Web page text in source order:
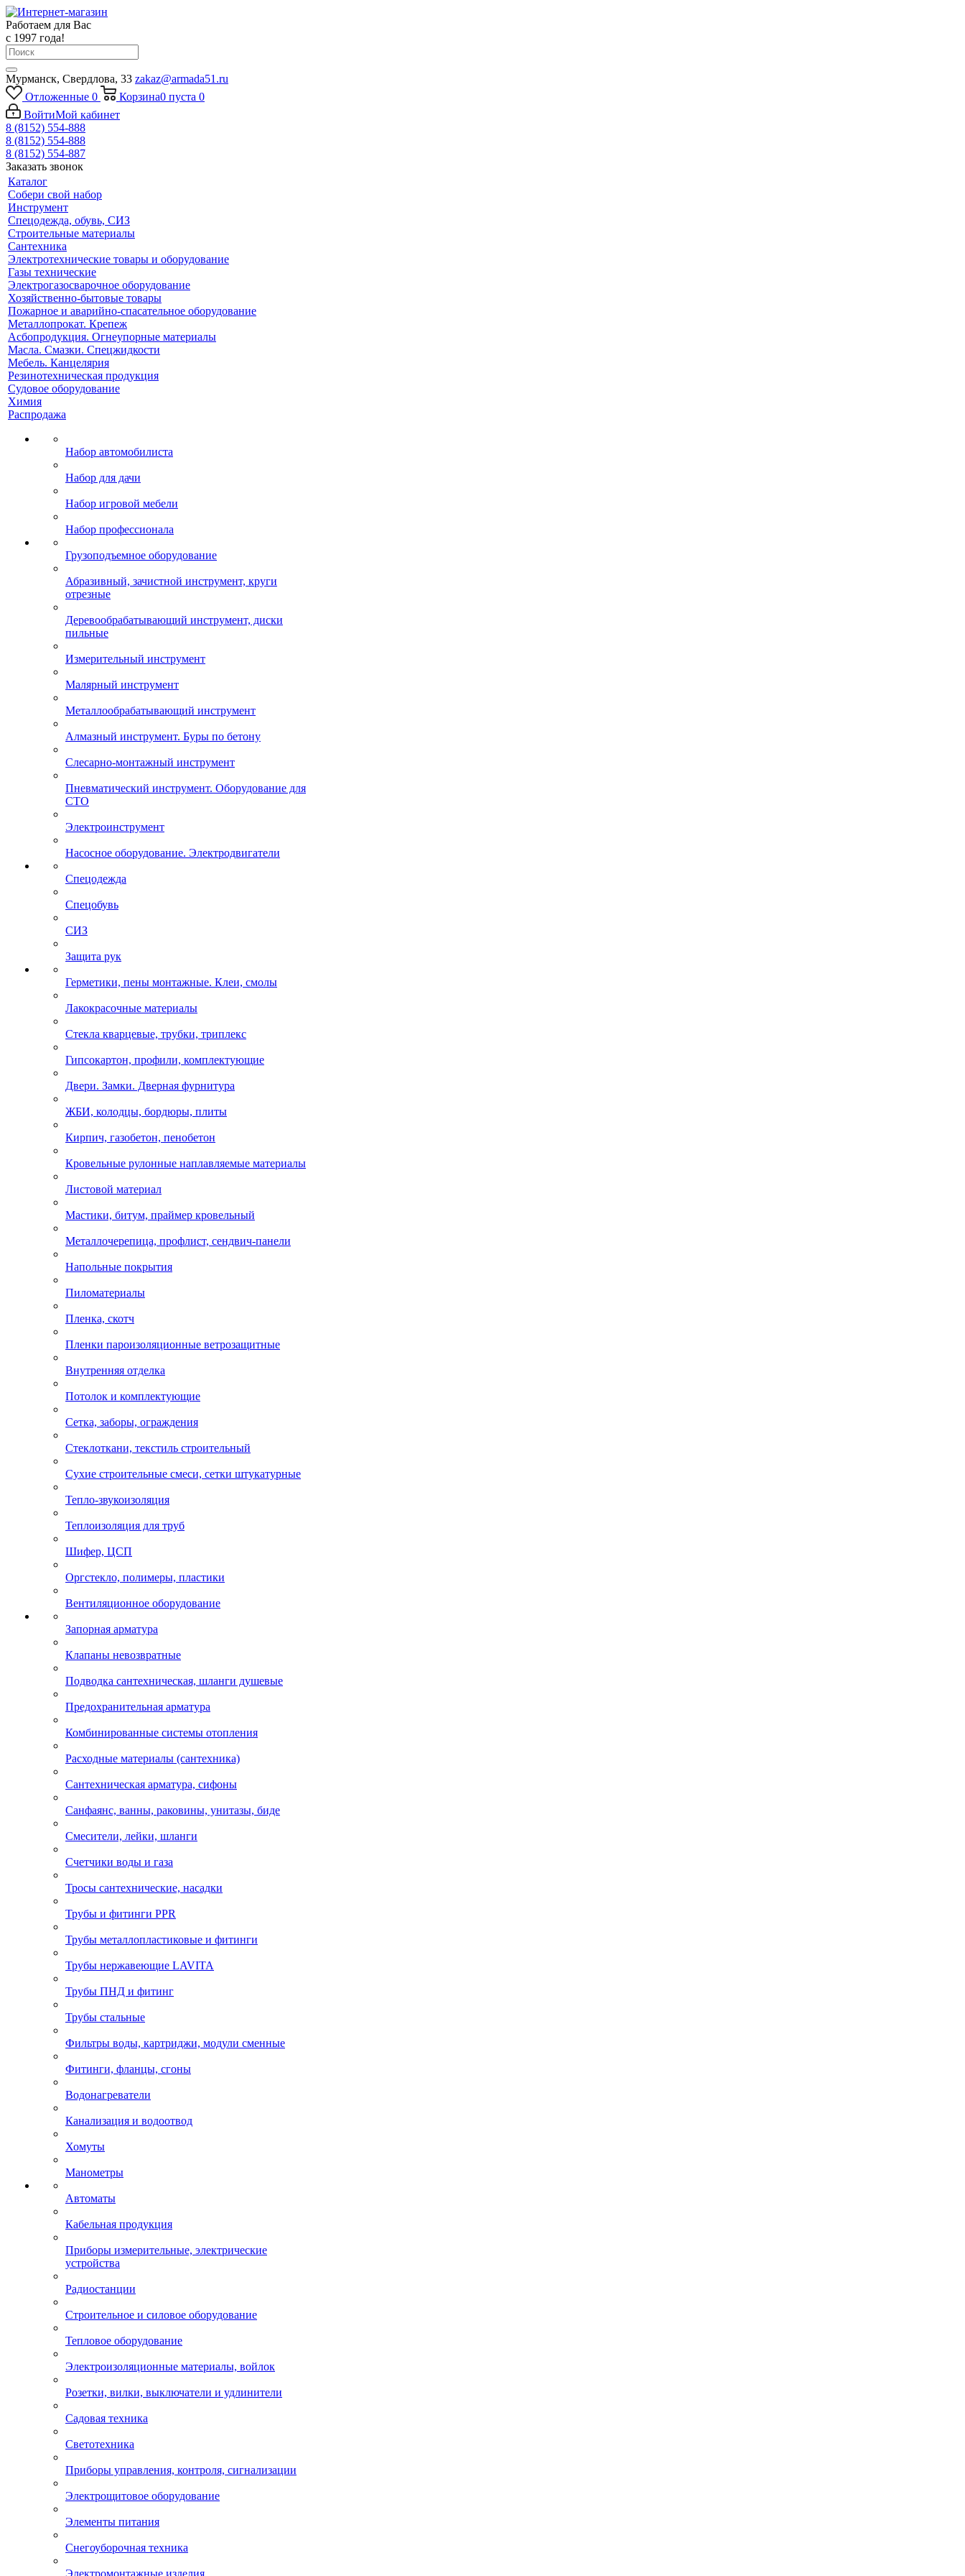
Работаем для Вас
с 1997 года!
Мурманск, Свердлова, 33 zakaz@armada51.ru
Отложенные 0 Корзина0 пуста 0
ВойтиМой кабинет
8 (8152) 554-888
8 (8152) 554-888
8 (8152) 554-887
Заказать звонок
Каталог
Собери свой набор
Инструмент
Спецодежда, обувь, СИЗ
Строительные материалы
Сантехника
Электротехнические товары и оборудование
Газы технические
Электрогазосварочное оборудование
Хозяйственно-бытовые товары
Пожарное и аварийно-спасательное оборудование
Металлопрокат. Крепеж
Асбопродукция. Огнеупорные материалы
Масла. Смазки. Спецжидкости
Мебель. Канцелярия
Резинотехническая продукция
Судовое оборудование
Химия
Распродажа
Набор автомобилиста
Набор для дачи
Набор игровой мебели
Набор профессионала
Грузоподъемное оборудование
Абразивный, зачистной инструмент, круги
отрезные
Деревообрабатывающий инструмент, диски
пильные
Измерительный инструмент
Малярный инструмент
Металлообрабатывающий инструмент
Алмазный инструмент. Буры по бетону
Слесарно-монтажный инструмент
Пневматический инструмент. Оборудование для
СТО
Электроинструмент
Насосное оборудование. Электродвигатели
Спецодежда
Спецобувь
СИЗ
Защита рук
Герметики, пены монтажные. Клеи, смолы
Лакокрасочные материалы
Стекла кварцевые, трубки, триплекс
Гипсокартон, профили, комплектующие
Двери. Замки. Дверная фурнитура
ЖБИ, колодцы, бордюры, плиты
Кирпич, газобетон, пенобетон
Кровельные рулонные наплавляемые материалы
Листовой материал
Мастики, битум, праймер кровельный
Металлочерепица, профлист, сендвич-панели
Напольные покрытия
Пиломатериалы
Пленка, скотч
Пленки пароизоляционные ветрозащитные
Внутренняя отделка
Потолок и комплектующие
Сетка, заборы, ограждения
Стеклоткани, текстиль строительный
Сухие строительные смеси, сетки штукатурные
Тепло-звукоизоляция
Теплоизоляция для труб
Шифер, ЦСП
Оргстекло, полимеры, пластики
Вентиляционное оборудование
Запорная арматура
Клапаны невозвратные
Подводка сантехническая, шланги душевые
Предохранительная арматура
Комбинированные системы отопления
Расходные материалы (сантехника)
Сантехническая арматура, сифоны
Санфаянс, ванны, раковины, унитазы, биде
Смесители, лейки, шланги
Счетчики воды и газа
Тросы сантехнические, насадки
Трубы и фитинги PPR
Трубы металлопластиковые и фитинги
Трубы нержавеющие LAVITA
Трубы ПНД и фитинг
Трубы стальные
Фильтры воды, картриджи, модули сменные
Фитинги, фланцы, сгоны
Водонагреватели
Канализация и водоотвод
Хомуты
Манометры
Автоматы
Кабельная продукция
Приборы измерительные, электрические
устройства
Радиостанции
Строительное и силовое оборудование
Тепловое оборудование
Электроизоляционные материалы, войлок
Розетки, вилки, выключатели и удлинители
Садовая техника
Светотехника
Приборы управления, контроля, сигнализации
Электрощитовое оборудование
Элементы питания
Снегоуборочная техника
Электромонтажные изделия